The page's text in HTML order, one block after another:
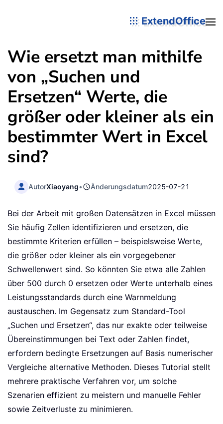
ExtendOffice
Wie ersetzt man mithilfe
von „Suchen und
Ersetzen“ Werte, die
größer oder kleiner als ein
bestimmter Wert in Excel
sind?
AutorXiaoyang• Änderungsdatum2025-07-21
Bei der Arbeit mit großen Datensätzen in Excel müssen
Sie häufig Zellen identifizieren und ersetzen, die
bestimmte Kriterien erfüllen – beispielsweise Werte,
die größer oder kleiner als ein vorgegebener
Schwellenwert sind. So könnten Sie etwa alle Zahlen
über 500 durch 0 ersetzen oder Werte unterhalb eines
Leistungsstandards durch eine Warnmeldung
austauschen. Im Gegensatz zum Standard-Tool
„Suchen und Ersetzen“, das nur exakte oder teilweise
Übereinstimmungen bei Text oder Zahlen findet,
erfordern bedingte Ersetzungen auf Basis numerischer
Vergleiche alternative Methoden. Dieses Tutorial stellt
mehrere praktische Verfahren vor, um solche
Szenarien effizient zu meistern und manuelle Fehler
sowie Zeitverluste zu minimieren.